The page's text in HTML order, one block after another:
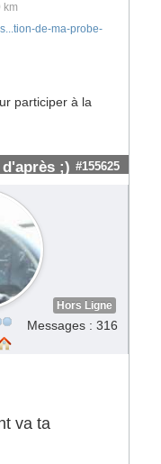
km
de-ma-probe-
participer à la
;) #155625
Hors Ligne
Messages : 316
va ta